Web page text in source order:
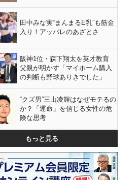
田中みな実“まんまるE乳”も筋金
入り！アッパレのあざとさ
阪神1位・森下翔太を英才教育
父親が明かす「マイホーム購入
の判断も野球ありきでした」
“クズ男”三山凌輝はなぜモテるの
か？「運命」を信じる女性の危
険な思考
もっと見る